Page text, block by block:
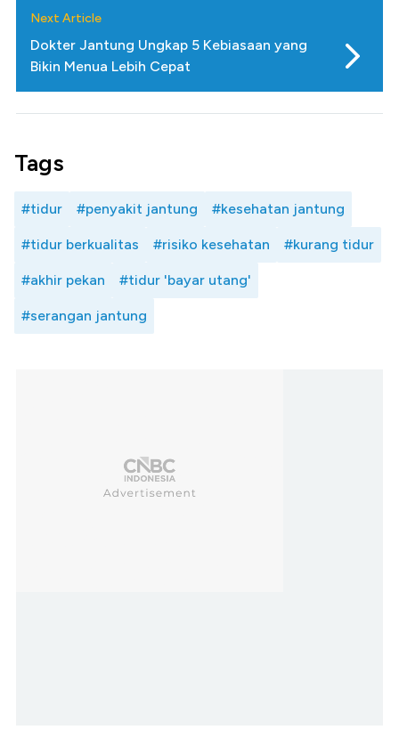
Next Article
Dokter Jantung Ungkap 5 Kebiasaan yang
Bikin Menua Lebih Cepat
Tags
#tidur #penyakit jantung #kesehatan jantung
#tidur berkualitas #risiko kesehatan #kurang tidur
#akhir pekan #tidur 'bayar utang'
#serangan jantung